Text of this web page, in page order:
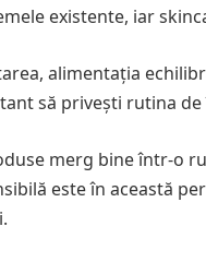
existente, iar
alimentația
să privești rutina
merg bine într-o
este în această